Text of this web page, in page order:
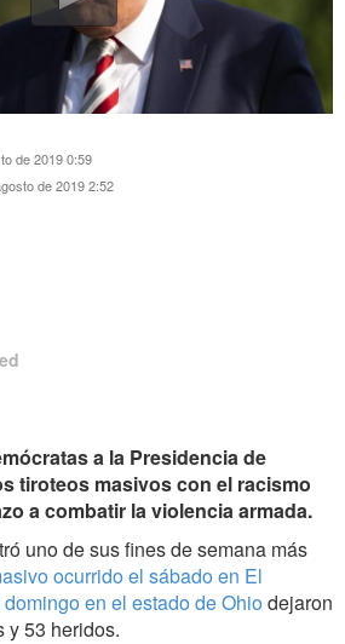
de 2019 0:59
de 2019 2:52
a la Presidencia de
tiroteos masivos con el racismo
a combatir la violencia armada.
uno de sus fines de semana más
ocurrido el sábado en El
en el estado de Ohio dejaron
y 53 heridos.